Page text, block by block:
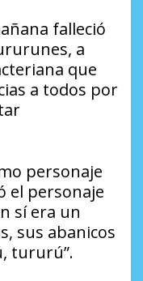
falleció
a
que
a todos por
personaje
el personaje
sí era un
sus abanicos
tururú”.